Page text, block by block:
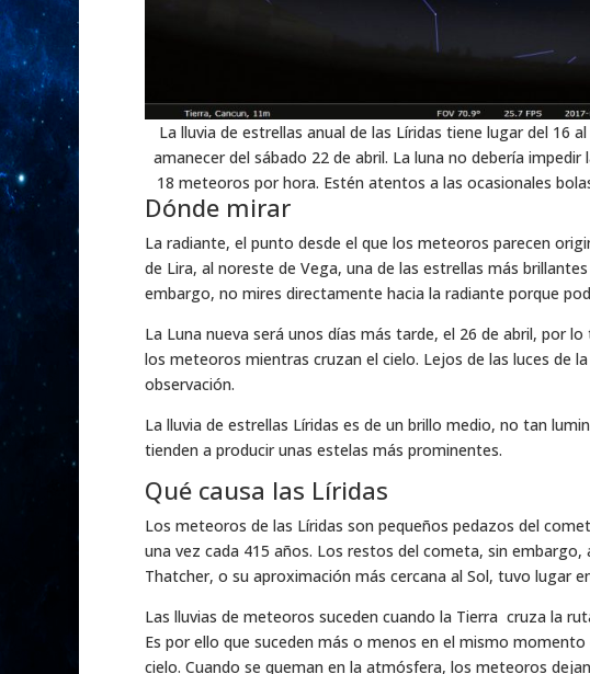
La lluvia de estrellas anual de las Líridas tiene lugar del 16
amanecer del sábado 22 de abril. La luna no debería
18 meteoros por hora. Estén atentos a las ocasionales
Dónde mirar
La radiante, el punto desde el que los meteoros parecen
de Lira, al noreste de Vega, una de las estrellas más
embargo, no mires directamente hacia la radiante porque
La Luna nueva será unos días más tarde, el 26 de abril, por
los meteoros mientras cruzan el cielo. Lejos de las luces de
observación.
La lluvia de estrellas Líridas es de un brillo medio, no tan
tienden a producir unas estelas más prominentes.
Qué causa las Líridas
Los meteoros de las Líridas son pequeños pedazos del
una vez cada 415 años. Los restos del cometa, sin
Thatcher, o su aproximación más cercana al Sol, tuvo lugar
Las lluvias de meteoros suceden cuando la Tierra cruza la
Es por ello que suceden más o menos en el mismo
cielo. Cuando se queman en la atmósfera, los meteoros